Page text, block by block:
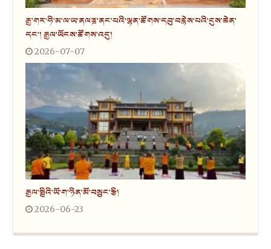
རྒྱ་གར་ཧི་མ་ལ་ཡ་ནལཎྜ་ནང་པའི་ལྷན་ཚོགས་དབུ་བརྙེས་པའི་དུས་ཆེན་
དང་། རྒྱལ་ཡོངས་ཚོགས་འདུ།
2026-07-07
རྒྱལ་སྤྱིའི་ཡོ་ག་ཉིན་མོ་བསྲུང་རྩི།
2026-06-23